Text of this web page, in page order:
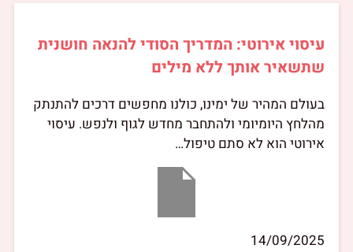
עיסוי אירוטי: המדריך הסודי להנאה חושנית
שתשאיר אותך ללא מילים
בעולם המהיר של ימינו, כולנו מחפשים דרכים להתנתק
מהלחץ היומיומי ולהתחבר מחדש לגוף ולנפש. עיסוי
אירוטי הוא לא סתם טיפול…
14/09/2025